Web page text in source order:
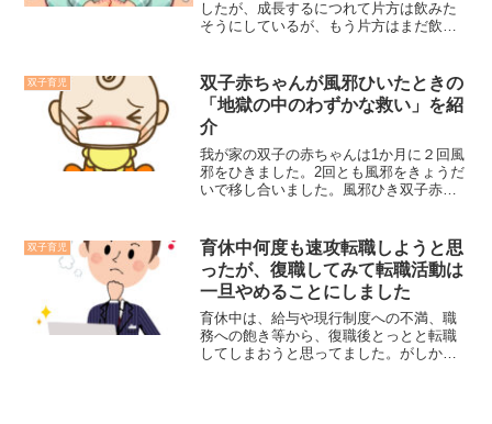
したが、成長するにつれて片方は飲みた
そうにしているが、もう片方はまだ飲み
場合、飲みたいタイミングにそれぞれず
らすか、片方には空腹でないところ申し
訳ないが同タイミングで無理やり飲んで
もらうか悩まれるのではないでしょう
か。我が家では両方試してみた結果、同
時に授乳するに落ち着きました。実際に
試してみてわかったそれぞれのメリット
デメリットを紹介します。なお授乳は例
双子育児
双子赤ちゃんが風邪ひいたときの
「地獄の中のわずかな救い」を紹
介
我が家の双子の赤ちゃんは1か月に２回風
邪をひきました。2回とも風邪をきょうだ
いで移し合いました。風邪ひき双子赤ち
い疲れだけがたまる日々でしたが、看病
している中でふと「これは救いだ」と思
うところがありました。本記事ではその
風邪ひき双子赤ちゃん看病時に感じた
「地獄の中のわずかな救い」について紹
介します。
双子育児
育休中何度も速攻転職しようと思
ったが、復職してみて転職活動は
一旦やめることにしました
育休中は、給与や現行制度への不満、職
務への飽き等から、復職後とっとと転職
してしまおうと思ってました。がしか